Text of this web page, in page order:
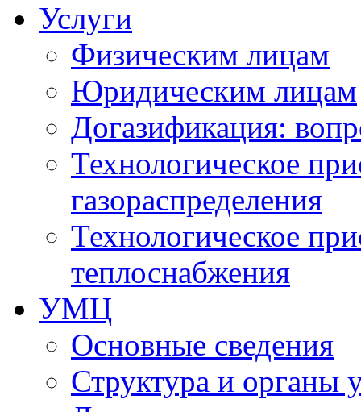
Услуги
Физическим лицам
Юридическим лицам
Догазификация:
Технологическое
газораспределения
Технологическое
теплоснабжения
УМЦ
Основные сведения
Структура и органы